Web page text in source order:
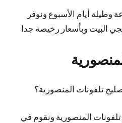
24 ساعة وطيلة أيام الأسبوع ونوفر
البيت وبأسعار رخيصة جدا
تلفونات المنصورية؟
المنصورية ونقوم في